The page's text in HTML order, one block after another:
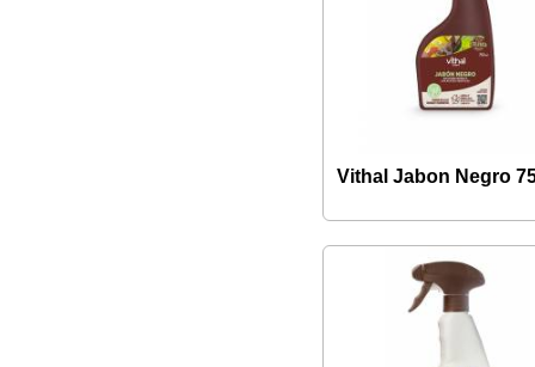
Vithal Jabon Negro